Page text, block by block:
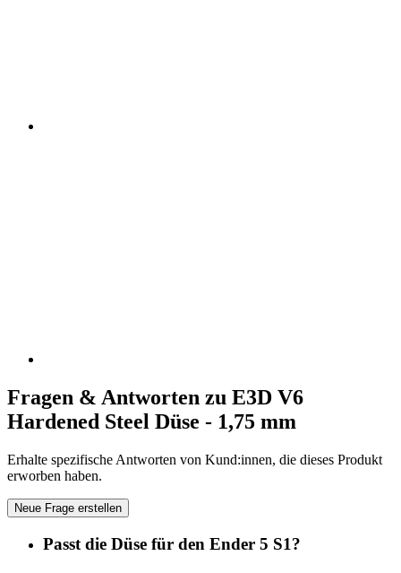
Fragen & Antworten zu E3D V6
Hardened Steel Düse - 1,75 mm
Erhalte spezifische Antworten von Kund:innen, die dieses Produkt
erworben haben.
Neue Frage erstellen
Passt die Düse für den Ender 5 S1?